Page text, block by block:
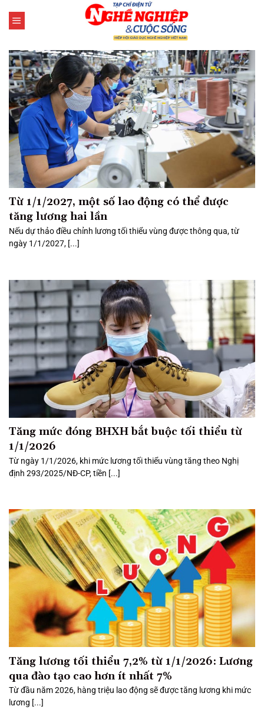
qua
dung
Từ 1/1/2027, một số lao động có thể được
tăng lương hai lần
Nếu dự thảo điều chỉnh lương tối thiểu vùng được thông qua, từ
ngày 1/1/2027, [...]
Tăng mức đóng BHXH bắt buộc tối thiểu từ
1/1/2026
Từ ngày 1/1/2026, khi mức lương tối thiểu vùng tăng theo Nghị
định 293/2025/NĐ-CP, tiền [...]
Tăng lương tối thiểu 7,2% từ 1/1/2026: Lương
qua đào tạo cao hơn ít nhất 7%
Từ đầu năm 2026, hàng triệu lao động sẽ được tăng lương khi mức
lương [...]